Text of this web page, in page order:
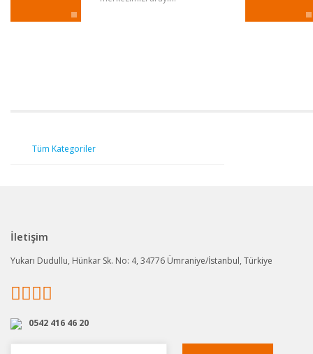
Tüm Kategoriler
İletişim
Yukarı Dudullu, Hünkar Sk. No: 4, 34776 Ümraniye/İstanbul, Türkiye
0542 416 46 20